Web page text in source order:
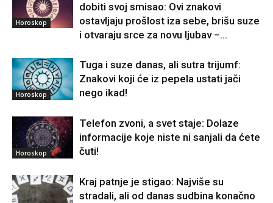
Horoskop
dobiti svoj smisao: Ovi znakovi
ostavljaju prošlost iza sebe, brišu suze
i otvaraju srce za novu ljubav –...
Horoskop
Tuga i suze danas, ali sutra trijumf:
Znakovi koji će iz pepela ustati jači
nego ikad!
Horoskop
Telefon zvoni, a svet staje: Dolaze
informacije koje niste ni sanjali da ćete
čuti!
Kraj patnje je stigao: Najviše su
stradali, ali od danas sudbina konačno